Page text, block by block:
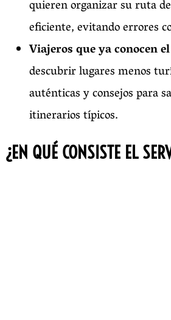
quieren organizar su ruta
eficiente, evitando errores
Viajeros que ya conocen
descubrir lugares menos
auténticas y consejos para
itinerarios típicos.
¿EN QUÉ CONSISTE EL